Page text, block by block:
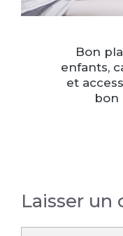
Bon
enfants,
et
bon
Laisser